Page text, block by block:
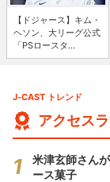
【ドジャース】キム・
ヘソン、大リーグ公式
「PSロースタ...
J-CAST トレンド
アクセス
米津玄師さん
ース菓子